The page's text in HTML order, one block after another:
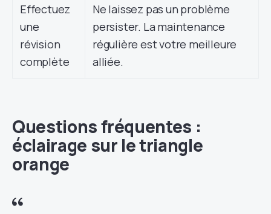
Effectuez
une
révision
complète
Ne laissez pas un problème
persister. La maintenance
régulière est votre meilleure
alliée.
Questions fréquentes :
éclairage sur le triangle
orange